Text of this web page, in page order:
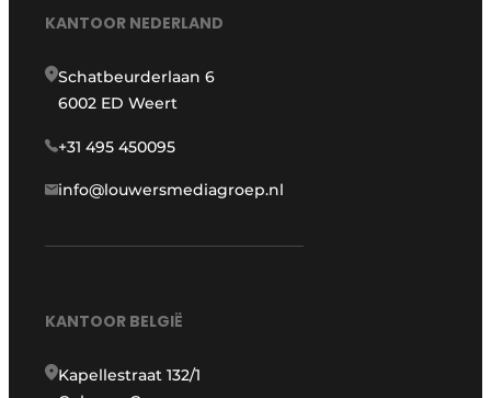
KANTOOR NEDERLAND
Schatbeurderlaan 6
6002 ED Weert
+31 495 450095
info@louwersmediagroep.nl
KANTOOR BELGIË
Kapellestraat 132/1